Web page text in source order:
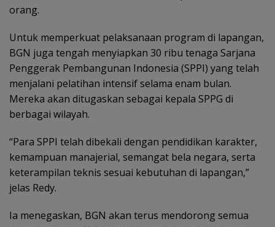
orang.
Untuk memperkuat pelaksanaan program di lapangan,
BGN juga tengah menyiapkan 30 ribu tenaga Sarjana
Penggerak Pembangunan Indonesia (SPPI) yang telah
menjalani pelatihan intensif selama enam bulan.
Mereka akan ditugaskan sebagai kepala SPPG di
berbagai wilayah.
“Para SPPI telah dibekali dengan pendidikan karakter,
kemampuan manajerial, semangat bela negara, serta
keterampilan teknis sesuai kebutuhan di lapangan,”
jelas Redy.
Ia menegaskan, BGN akan terus mendorong semua